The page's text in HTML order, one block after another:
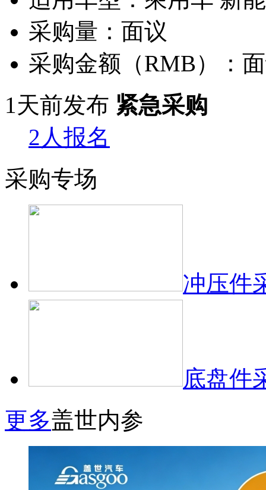
采购量： 面议
采购金额（RMB）：
1天前发布 紧急采购
2人报名
采购专场
冲压件
底盘件
更多盖世内参